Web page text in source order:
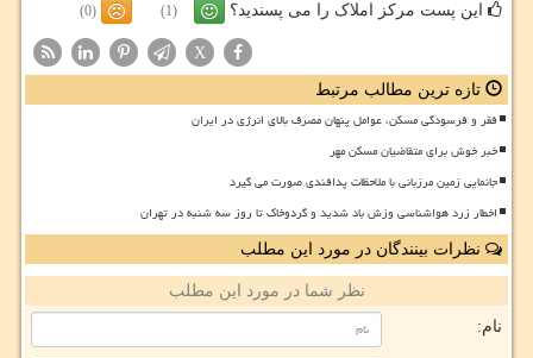
این پست مرکز املاک را می پسندید؟ (1)
(0)
X
تازه ترین مطالب مرتبط
فقر و فرسودگی مسکن، عوامل پنهان مصرف بالای انرژی در ایران
خبر خوش برای متقاضیان مسکن مهر
جانمایی زمین مرزبانی با ملاحظات پدافندی صورت می گیرد
اخطار زرد هواشناسی وزش باد شدید و گردوخاک تا روز سه شنبه در تهران
نظرات بینندگان در مورد این مطلب
نظر شما در مورد این مطلب
نام: